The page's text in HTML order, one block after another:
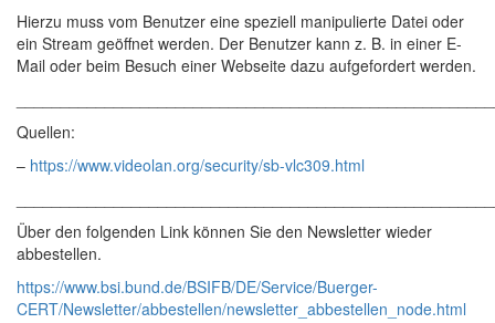
Hierzu muss vom Benutzer eine speziell manipulierte Datei oder
ein Stream geöffnet werden. Der Benutzer kann z. B. in einer E-
Mail oder beim Besuch einer Webseite dazu aufgefordert werden.
Quellen:
– https://www.videolan.org/security/sb-vlc309.html
Über den folgenden Link können Sie den Newsletter wieder
abbestellen.
https://www.bsi.bund.de/BSIFB/DE/Service/Buerger-
CERT/Newsletter/abbestellen/newsletter_abbestellen_node.html